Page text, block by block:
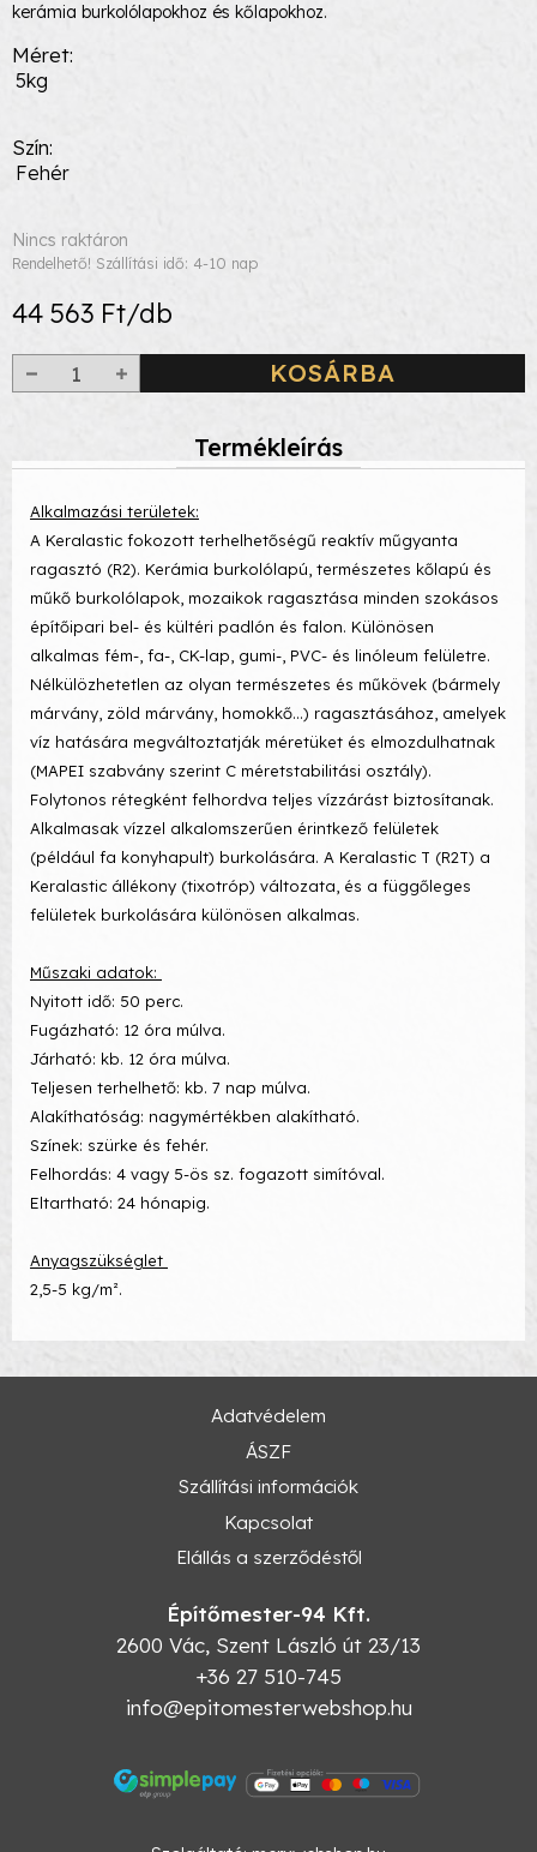
kerámia burkolólapokhoz és kőlapokhoz.
Méret
5kg
Szín
Fehér
Nincs raktáron
Rendelhető! Szállítási idő: 4-10 nap
44 563 Ft/db
KOSÁRBA
Termékleírás
Alkalmazási területek:
A Keralastic fokozott terhelhetőségű reaktív műgyanta
ragasztó (R2). Kerámia burkolólapú, természetes kőlapú és
műkő burkolólapok, mozaikok ragasztása minden szokásos
építőipari bel- és kültéri padlón és falon. Különösen
alkalmas fém-, fa-, CK-lap, gumi-, PVC- és linóleum felületre.
Nélkülözhetetlen az olyan természetes és műkövek (bármely
márvány, zöld márvány, homokkő…) ragasztásához, amelyek
víz hatására megváltoztatják méretüket és elmozdulhatnak
(MAPEI szabvány szerint C méretstabilitási osztály).
Folytonos rétegként felhordva teljes vízzárást biztosítanak.
Alkalmasak vízzel alkalomszerűen érintkező felületek
(például fa konyhapult) burkolására. A Keralastic T (R2T) a
Keralastic állékony (tixotróp) változata, és a függőleges
felületek burkolására különösen alkalmas.
Műszaki adatok:
Nyitott idő: 50 perc.
Fugázható: 12 óra múlva.
Járható: kb. 12 óra múlva.
Teljesen terhelhető: kb. 7 nap múlva.
Alakíthatóság: nagymértékben alakítható.
Színek: szürke és fehér.
Felhordás: 4 vagy 5-ös sz. fogazott simítóval.
Eltartható: 24 hónapig.
Anyagszükséglet
2,5-5 kg/m².
Adatvédelem
ÁSZF
Szállítási információk
Kapcsolat
Elállás a szerződéstől
Építőmester-94 Kft.
2600 Vác, Szent László út 23/13
+36 27 510-745
info@epitomesterwebshop.hu